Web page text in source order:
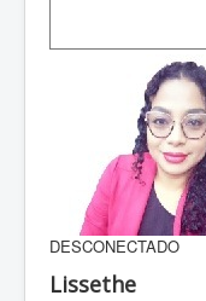
DESCONECTADO
Lissethe